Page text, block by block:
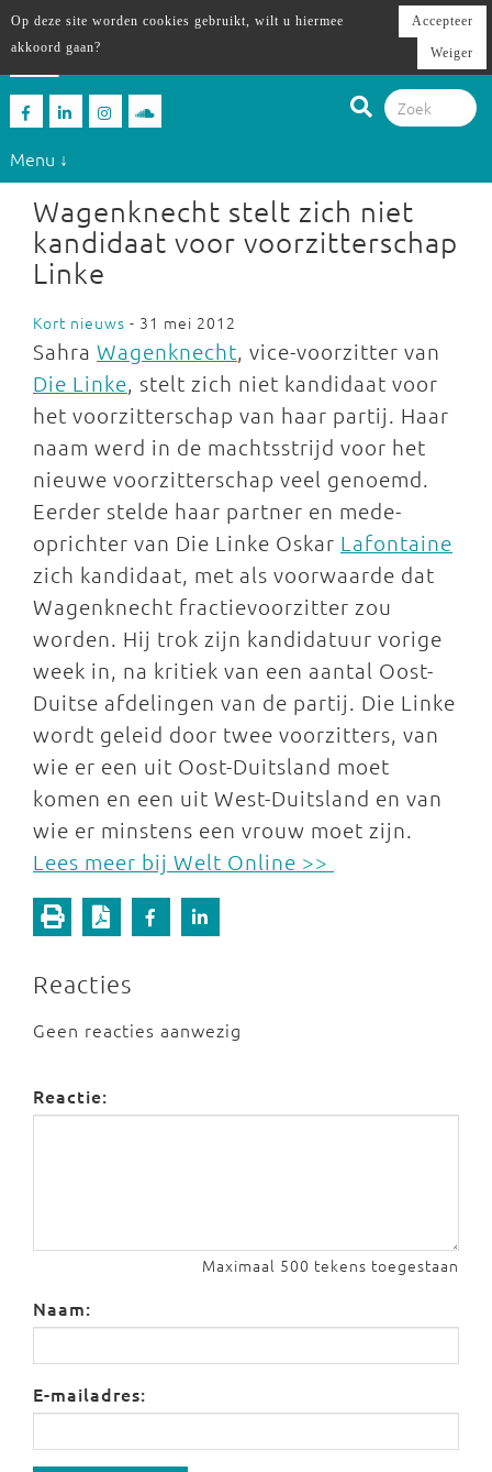
Menu ↓
Wagenknecht stelt zich niet
kandidaat voor voorzitterschap
Linke
Kort nieuws - 31 mei 2012
Sahra Wagenknecht, vice-voorzitter van
Die Linke, stelt zich niet kandidaat voor
het voorzitterschap van haar partij. Haar
naam werd in de machtsstrijd voor het
nieuwe voorzitterschap veel genoemd.
Eerder stelde haar partner en mede-
oprichter van Die Linke Oskar Lafontaine
zich kandidaat, met als voorwaarde dat
Wagenknecht fractievoorzitter zou
worden. Hij trok zijn kandidatuur vorige
week in, na kritiek van een aantal Oost-
Duitse afdelingen van de partij. Die Linke
wordt geleid door twee voorzitters, van
wie er een uit Oost-Duitsland moet
komen en een uit West-Duitsland en van
wie er minstens een vrouw moet zijn.
Lees meer bij Welt Online >>
Reacties
Geen reacties aanwezig
Reactie:
Maximaal 500 tekens toegestaan
Naam:
E-mailadres:
Op deze site worden cookies gebruikt, wilt u hiermee
akkoord gaan?
Accepteer
Weiger